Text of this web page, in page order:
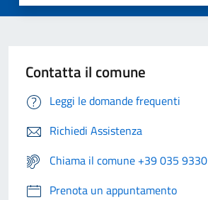
Contatta il comune
Leggi le domande frequenti
Richiedi Assistenza
Chiama il comune +39 035
Prenota un appuntamento